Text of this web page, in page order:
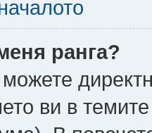
ранга?
ви в